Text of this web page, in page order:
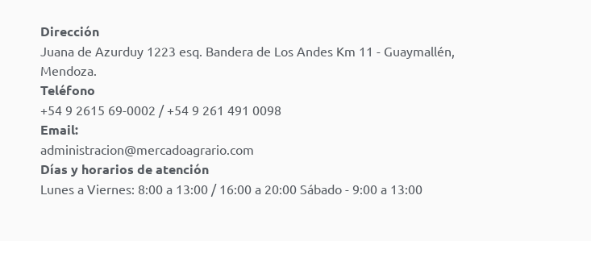
Dirección
Juana de Azurduy 1223 esq. Bandera de Los Andes Km 11 - Guaymallén,
Mendoza.
Teléfono
+54 9 2615 69-0002 / +54 9 261 491 0098
Email:
administracion@mercadoagrario.com
Días y horarios de atención
Lunes a Viernes: 8:00 a 13:00 / 16:00 a 20:00 Sábado - 9:00 a 13:00